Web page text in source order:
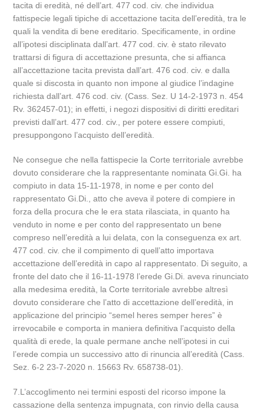
tacita di eredità, né dell’art. 477 cod. civ. che individua
fattispecie legali tipiche di accettazione tacita dell’eredità, tra le
quali la vendita di bene ereditario. Specificamente, in ordine
all’ipotesi disciplinata dall’art. 477 cod. civ. è stato rilevato
trattarsi di figura di accettazione presunta, che si affianca
all’accettazione tacita prevista dall’art. 476 cod. civ. e dalla
quale si discosta in quanto non impone al giudice l’indagine
richiesta dall’art. 476 cod. civ. (Cass. Sez. U 14-2-1973 n. 454
Rv. 362457-01); in effetti, i negozi dispositivi di diritti ereditari
previsti dall’art. 477 cod. civ., per potere essere compiuti,
presuppongono l’acquisto dell’eredità.
Ne consegue che nella fattispecie la Corte territoriale avrebbe
dovuto considerare che la rappresentante nominata Gi.Gi. ha
compiuto in data 15-11-1978, in nome e per conto del
rappresentato Gi.Di., atto che aveva il potere di compiere in
forza della procura che le era stata rilasciata, in quanto ha
venduto in nome e per conto del rappresentato un bene
compreso nell’eredità a lui delata, con la conseguenza ex art.
477 cod. civ. che il compimento di quell’atto importava
accettazione dell’eredità in capo al rappresentato. Di seguito, a
fronte del dato che il 16-11-1978 l’erede Gi.Di. aveva rinunciato
alla medesima eredità, la Corte territoriale avrebbe altresì
dovuto considerare che l’atto di accettazione dell’eredità, in
applicazione del principio “semel heres semper heres” è
irrevocabile e comporta in maniera definitiva l’acquisto della
qualità di erede, la quale permane anche nell’ipotesi in cui
l’erede compia un successivo atto di rinuncia all’eredità (Cass.
Sez. 6-2 23-7-2020 n. 15663 Rv. 658738-01).
7.L’accoglimento nei termini esposti del ricorso impone la
cassazione della sentenza impugnata, con rinvio della causa